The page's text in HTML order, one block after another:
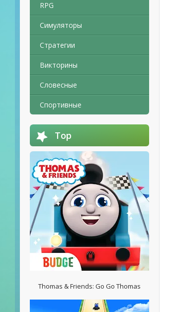
RPG
Симуляторы
Стратегии
Викторины
Словесные
Спортивные
Top
Thomas & Friends: Go Go Thomas